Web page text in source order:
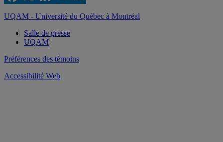
UQAM - Université du Québec à Montréal
Salle de presse
UQAM
Préférences des témoins
Accessibilité Web